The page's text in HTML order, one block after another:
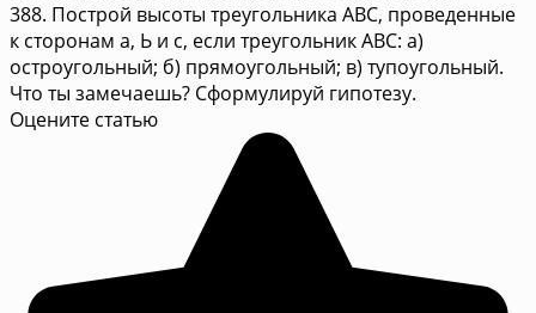
388. Построй высоты треугольника АВС, проведенные
к сторонам а, Ь и с, если треугольник АВС: а)
остроугольный; б) прямоугольный; в) тупоугольный.
Что ты замечаешь? Сформулируй гипотезу.
Оцените статью